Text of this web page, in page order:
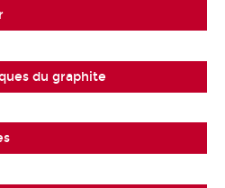
du graphite